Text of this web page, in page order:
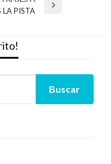
LA PISTA